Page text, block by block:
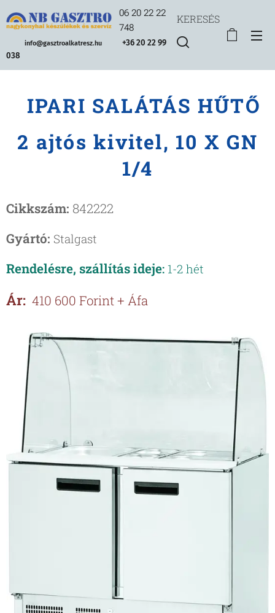
06 20 22 22
748
info@gasztroalkatresz.hu
+36 20 22 99
038
KERESÉS
IPARI SALÁTÁS HŰTŐ
2 ajtós kivitel, 10 X GN
1/4
Cikkszám: 842222
Gyártó: Stalgast
Rendelésre, szállítás ideje: 1-2 hét
Ár: 410 600 Forint + Áfa